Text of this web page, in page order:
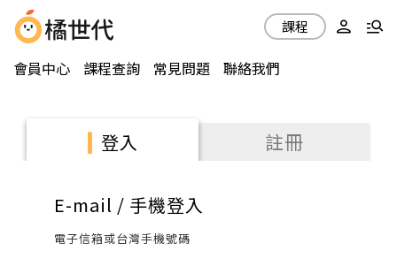
會員中心 課程查詢 常見問題 聯絡我們
課程
登入 註冊
E-mail / 手機登入
電子信箱或台灣手機號碼